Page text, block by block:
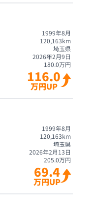
1999年8月
120,163km
埼玉県
2026年2月9日
180.0万円
116.0
万円UP
1999年8月
120,163km
埼玉県
2026年2月13日
205.0万円
69.4
万円UP